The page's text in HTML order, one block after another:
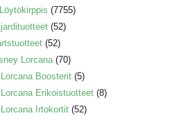
(7755)
(52)
(52)
Lorcana (70)
Lorcana Boosterit (5)
Lorcana Erikoistuotteet (8)
Lorcana Irtokortit (52)